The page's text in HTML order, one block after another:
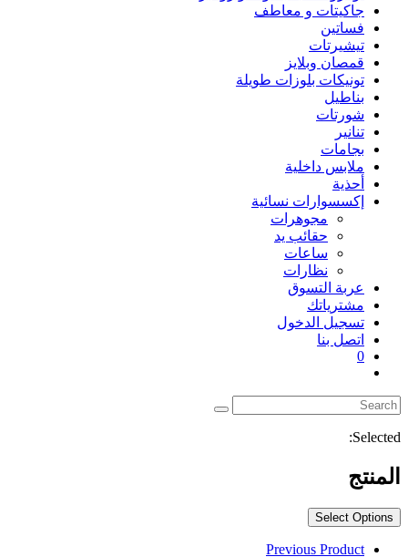
جاكيتات و معاطف
فساتين
تيشيرتات
قمصان وبلايز
تونيكات بلوزات طويلة
بناطيل
شورتات
تنانير
بجامات
ملابس داخلية
أحذية
إكسسوارات نسائية
مجوهرات
حقائب يد
ساعات
نظارات
عربة التسوق
مشترياتك
تسجيل الدخول
اتصل بنا
0
search
Selected:
المنتج
Select Options
Previous Product